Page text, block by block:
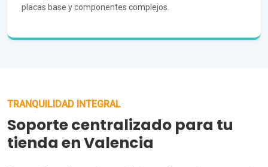
placas base y componentes complejos.
TRANQUILIDAD INTEGRAL
Soporte centralizado para tu
tienda en Valencia